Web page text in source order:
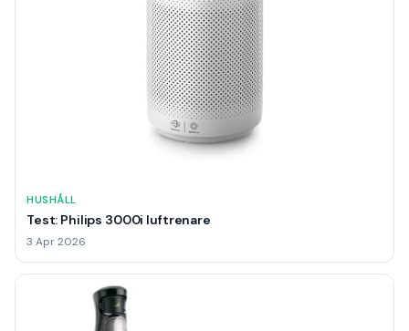
HUSHÅLL
Test: Philips 3000i luftrenare
3 Apr 2026